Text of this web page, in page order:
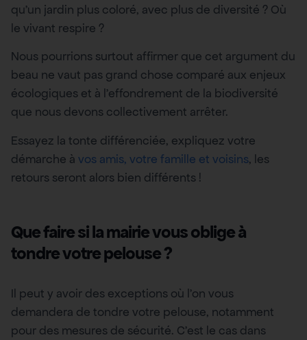
qu’un jardin plus coloré, avec plus de diversité ? Où
le vivant respire ?
Nous pourrions surtout affirmer que cet argument du
beau ne vaut pas grand chose comparé aux enjeux
écologiques et à l’effondrement de la biodiversité
que nous devons collectivement arrêter.
Essayez la tonte différenciée, expliquez votre
démarche à vos amis, votre famille et voisins, les
retours seront alors bien différents !
Que faire si la mairie vous oblige à
tondre votre pelouse ?
Il peut y avoir des exceptions où l’on vous
demandera de tondre votre pelouse, notamment
pour des mesures de sécurité. C’est le cas dans